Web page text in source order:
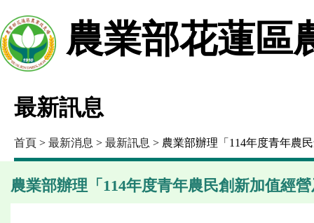
農業部花蓮區
最新訊息
首頁 > 最新消息 > 最新訊息 > 農業部辦理「114年度青年農
農業部辦理「114年度青年農民創新加值經